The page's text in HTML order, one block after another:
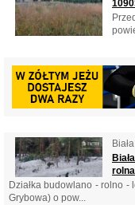
Działka budowlano - rolno -
Grybowa) o pow...